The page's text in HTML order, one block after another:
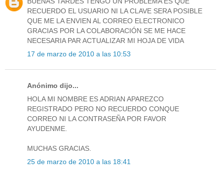
RECUERDO EL USUARIO NI LA CLAVE SERA POSIBLE
QUE ME LA ENVIEN AL CORREO ELECTRONICO
GRACIAS POR LA COLABORACIÓN SE ME HACE
NECESARIA PAR ACTUALIZAR MI HOJA DE VIDA
17 de marzo de 2010 a las 10:53
Anónimo dijo...
HOLA MI NOMBRE ES ADRIAN APAREZCO
REGISTRADO PERO NO RECUERDO CONQUE
CORREO NI LA CONTRASEÑA POR FAVOR
AYUDENME.
MUCHAS GRACIAS.
25 de marzo de 2010 a las 18:41